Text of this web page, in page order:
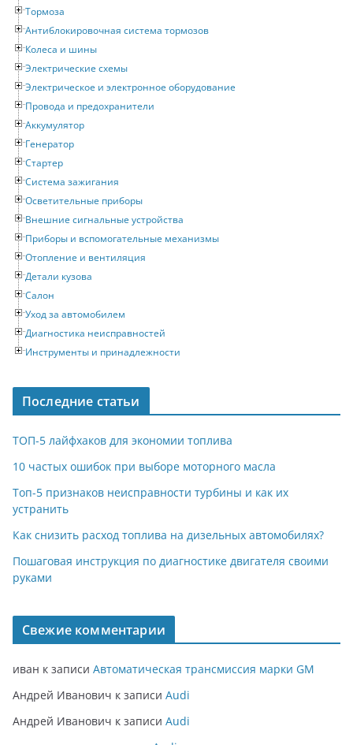
Тормоза
Антиблокировочная система тормозов
Колеса и шины
Электрические схемы
Электрическое и электронное оборудование
Провода и предохранители
Аккумулятор
Генератор
Стартер
Система зажигания
Осветительные приборы
Внешние сигнальные устройства
Приборы и вспомогательные механизмы
Отопление и вентиляция
Детали кузова
Салон
Уход за автомобилем
Диагностика неисправностей
Инструменты и принадлежности
Последние статьи
ТОП-5 лайфхаков для экономии топлива
10 частых ошибок при выборе моторного масла
Топ-5 признаков неисправности турбины и как их
устранить
Как снизить расход топлива на дизельных автомобилях?
Пошаговая инструкция по диагностике двигателя своими
руками
Свежие комментарии
иван к записи Автоматическая трансмиссия марки GM
Андрей Иванович к записи Audi
Андрей Иванович к записи Audi